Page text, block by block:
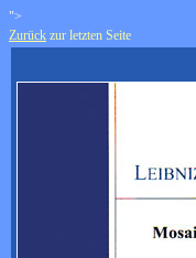
">
Zurück zur letzten Seite